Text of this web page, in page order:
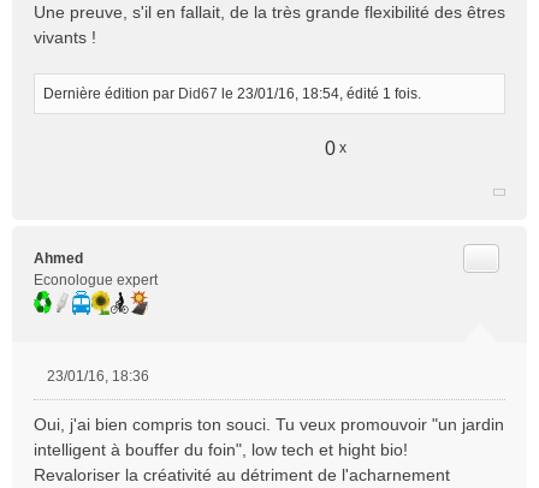
u
Une preuve, s'il en fallait, de la très grande flexibilité des êtres
vivants !
Dernière édition par Did67 le 23/01/16, 18:54, édité 1 fois.
0 x
Ahmed
Econologue expert
s
s
a
23/01/16, 18:36
Oui, j'ai bien compris ton souci. Tu veux promouvoir "un jardin
intelligent à bouffer du foin", low tech et hight bio!
Revaloriser la créativité au détriment de l'acharnement